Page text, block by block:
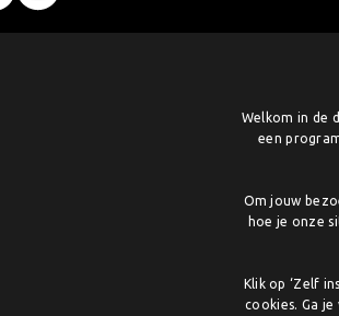
Welkom in de
een
Om jouw
hoe je onze
Klik op ‘Zelf
cookies. Ga